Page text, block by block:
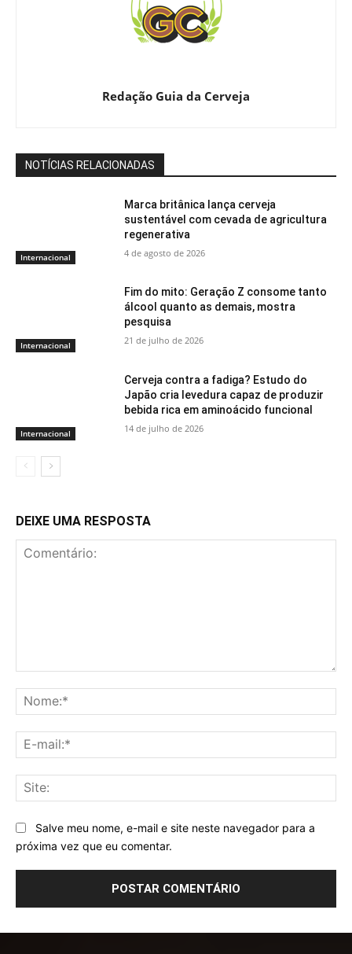
Redação Guia da Cerveja
NOTÍCIAS RELACIONADAS
Internacional
Marca britânica lança cerveja
sustentável com cevada de agricultura
regenerativa
4 de agosto de 2026
Internacional
Fim do mito: Geração Z consome tanto
álcool quanto as demais, mostra
pesquisa
21 de julho de 2026
Internacional
Cerveja contra a fadiga? Estudo do
Japão cria levedura capaz de produzir
bebida rica em aminoácido funcional
14 de julho de 2026
DEIXE UMA RESPOSTA
Salve meu nome, e-mail e site neste navegador para a
próxima vez que eu comentar.